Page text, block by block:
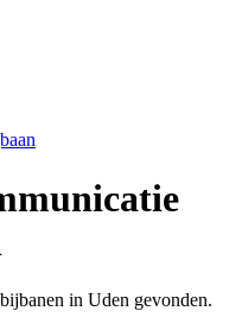
in Uden gevonden.